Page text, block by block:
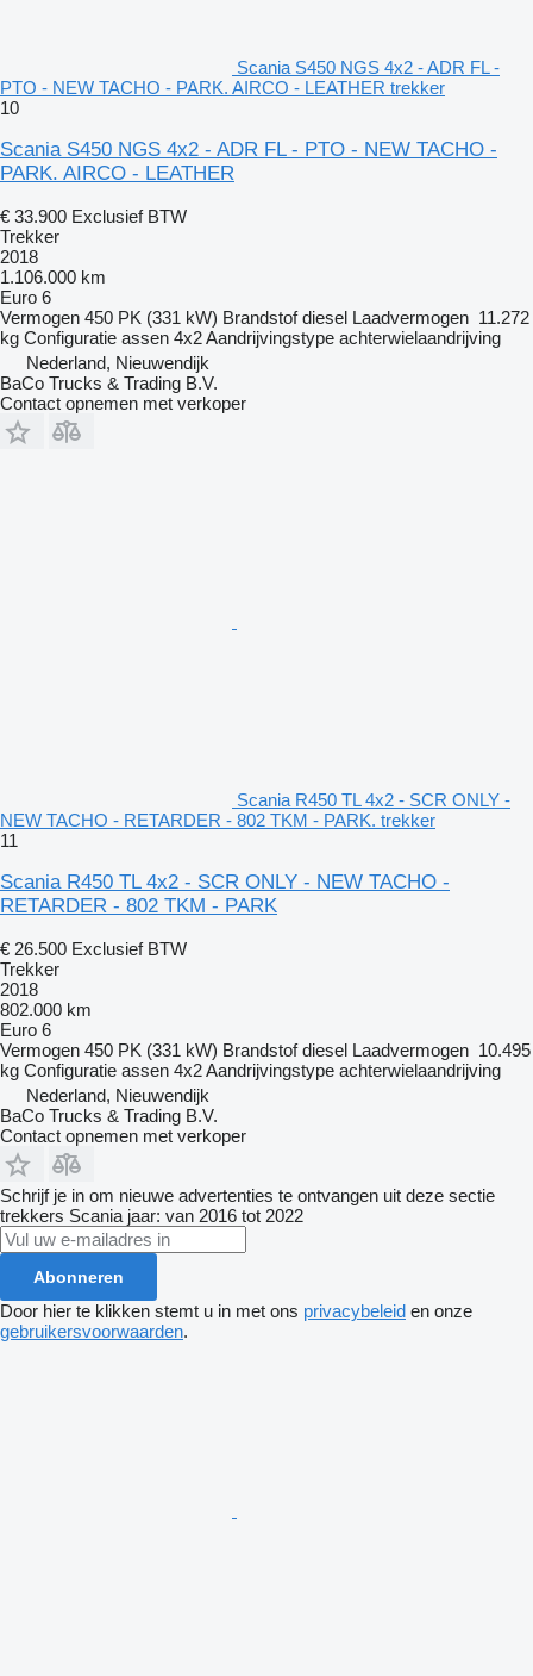
Scania S450 NGS 4x2 - ADR FL -
PTO - NEW TACHO - PARK. AIRCO - LEATHER trekker
10
Scania S450 NGS 4x2 - ADR FL - PTO - NEW TACHO -
PARK. AIRCO - LEATHER
€ 33.900 Exclusief BTW
Trekker
2018
1.106.000 km
Euro 6
Vermogen 450 PK (331 kW) Brandstof diesel Laadvermogen 11.272
kg Configuratie assen 4x2Aandrijvingstype achterwielaandrijving
Nederland, Nieuwendijk
BaCo Trucks & Trading B.V.
Contact opnemen met verkoper
Scania R450 TL 4x2 - SCR ONLY -
NEW TACHO - RETARDER - 802 TKM - PARK. trekker
11
Scania R450 TL 4x2 - SCR ONLY - NEW TACHO -
RETARDER - 802 TKM - PARK
€ 26.500 Exclusief BTW
Trekker
2018
802.000 km
Euro 6
Vermogen 450 PK (331 kW) Brandstof diesel Laadvermogen 10.495
kg Configuratie assen 4x2Aandrijvingstype achterwielaandrijving
Nederland, Nieuwendijk
BaCo Trucks & Trading B.V.
Contact opnemen met verkoper
Schrijf je in om nieuwe advertenties te ontvangen uit deze sectie
trekkers Scania jaar: van 2016 tot 2022
Abonneren
Door hier te klikken stemt u in met ons privacybeleid en onze
gebruikersvoorwaarden.